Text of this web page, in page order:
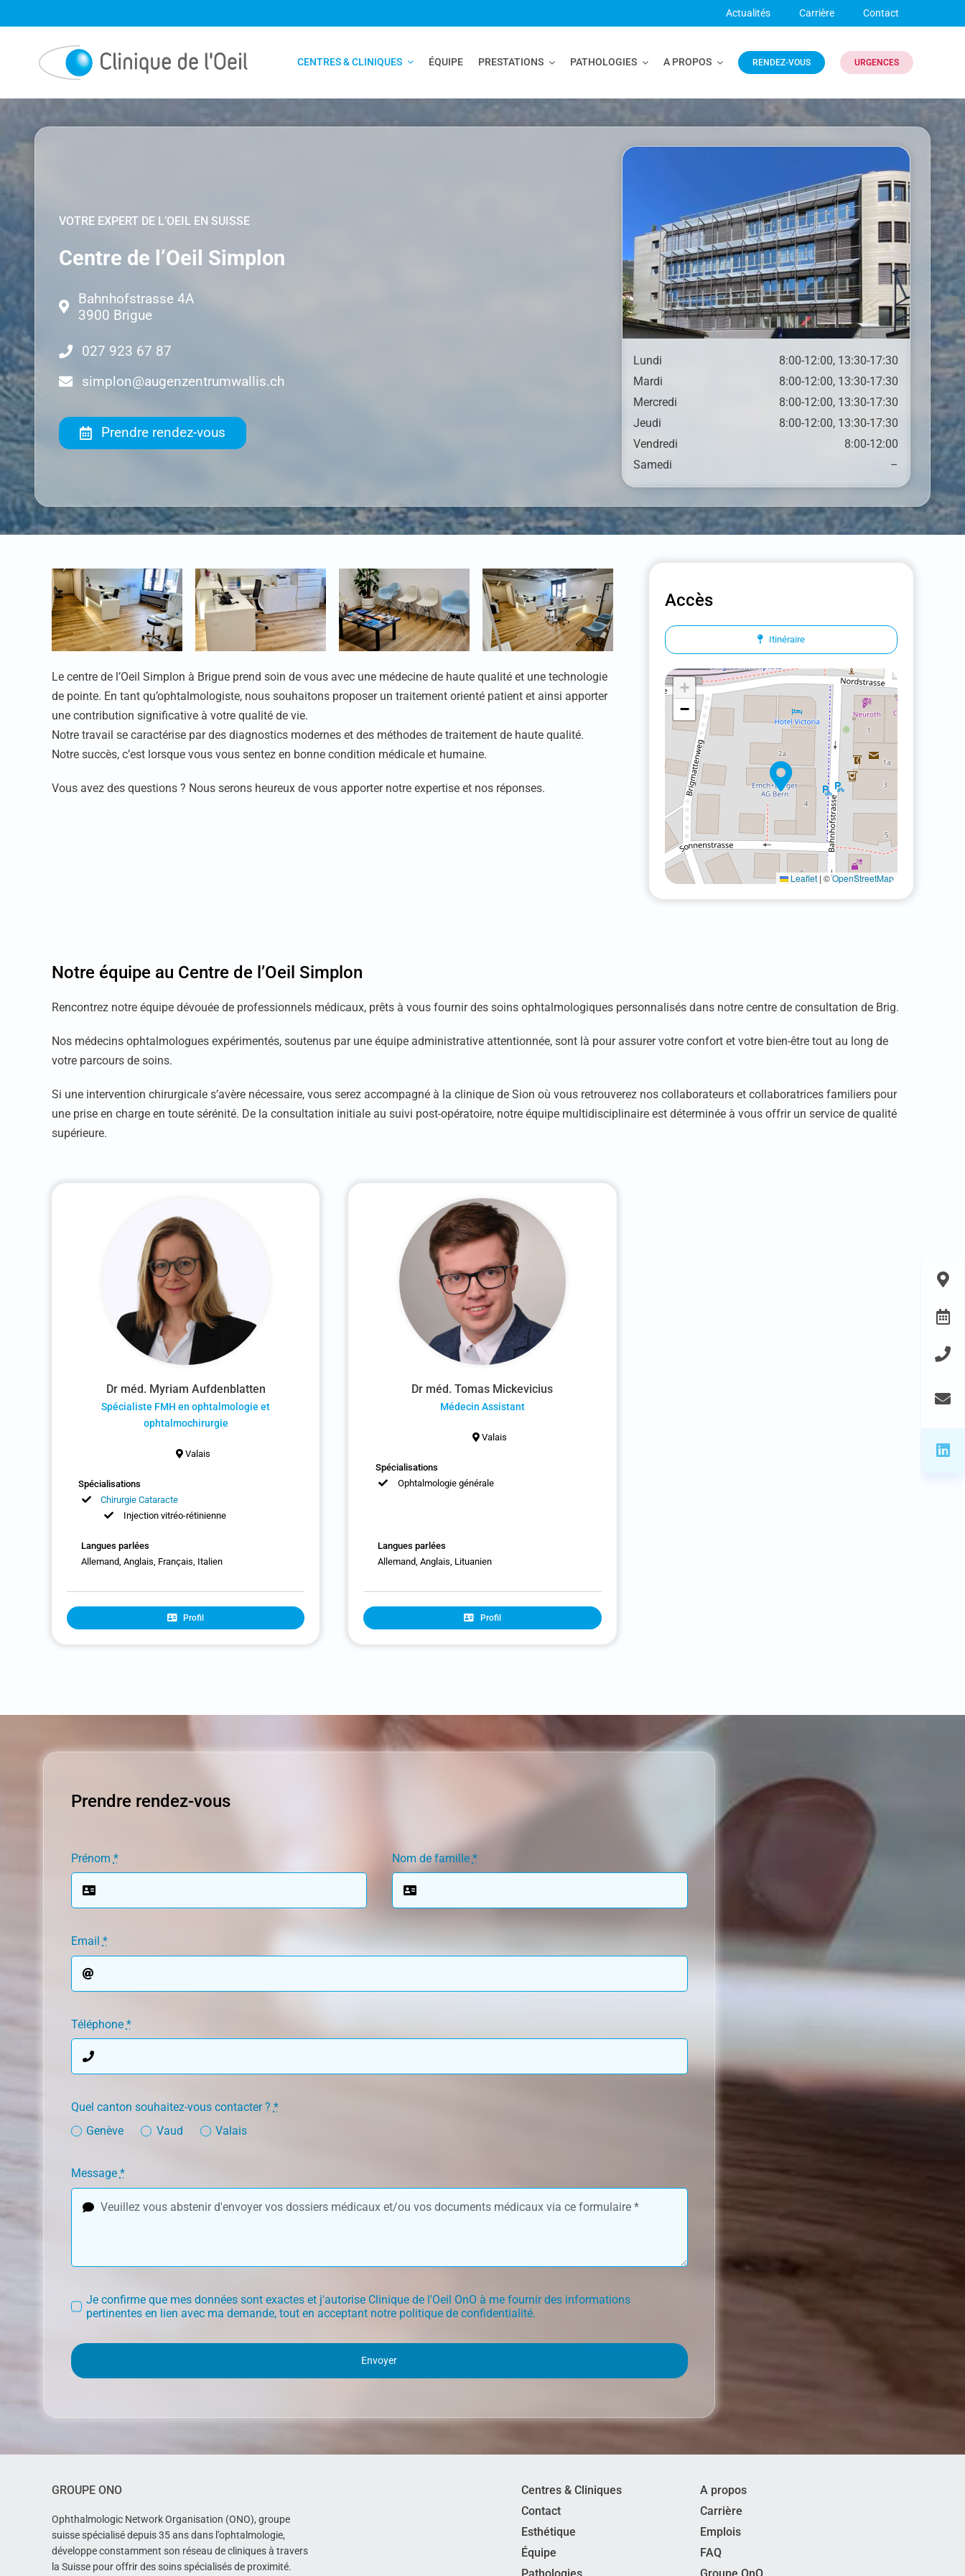
au
Actualités Carrière Contact
CENTRES & CLINIQUES
Centre de l’Oeil Simplon
Centre de l’Oeil Martigny
Centre de l’Oeil Sierre
ÉQUIPE PRESTATIONS PATHOLOGIES A PROPOS RENDEZ-VOUS URGENCES
VOTRE EXPERT DE L’OEIL EN SUISSE
Centre de l’Oeil Simplon
Bahnhofstrasse 4A
3900 Brigue
027 923 67 87
simplon@augenzentrumwallis.ch
Prendre rendez-vous
Lundi
8:00-12:00, 13:30-17:30
Mardi
8:00-12:00, 13:30-17:30
Mercredi
8:00-12:00, 13:30-17:30
Jeudi
8:00-12:00, 13:30-17:30
Vendredi
8:00-12:00
Samedi
–
Le centre de l’Oeil Simplon à Brigue prend soin de vous avec une médecine de haute qualité et une technologie
de pointe. En tant qu’ophtalmologiste, nous souhaitons proposer un traitement orienté patient et ainsi apporter
une contribution significative à votre qualité de vie.
Notre travail se caractérise par des diagnostics modernes et des méthodes de traitement de haute qualité.
Notre succès, c’est lorsque vous vous sentez en bonne condition médicale et humaine.
Vous avez des questions ? Nous serons heureux de vous apporter notre expertise et nos réponses.
Accès
Itinéraire
+
−
Leaflet | ©OpenStreetMap
Notre équipe au Centre de l’Oeil Simplon
Rencontrez notre équipe dévouée de professionnels médicaux, prêts à vous fournir des soins ophtalmologiques personnalisés dans notre centre de consultation de Brig.
Nos médecins ophtalmologues expérimentés, soutenus par une équipe administrative attentionnée, sont là pour assurer votre confort et votre bien-être tout au long de
votre parcours de soins.
Si une intervention chirurgicale s’avère nécessaire, vous serez accompagné à la clinique de Sion où vous retrouverez nos collaborateurs et collaboratrices familiers pour
une prise en charge en toute sérénité. De la consultation initiale au suivi post-opératoire, notre équipe multidisciplinaire est déterminée à vous offrir un service de qualité
supérieure.
Dr méd. Myriam Aufdenblatten
Spécialiste FMH en ophtalmologie et
ophtalmochirurgie
Valais
Spécialisations
Chirurgie Cataracte
Injection vitréo-rétinienne
Langues parlées
Allemand, Anglais, Français, Italien
Profil
Dr méd. Tomas Mickevicius
Médecin Assistant
Valais
Spécialisations
Ophtalmologie générale
Langues parlées
Allemand, Anglais, Lituanien
Profil
Prendre rendez-vous
Prénom * Nom de famille *
Email *
Téléphone *
Quel canton souhaitez-vous contacter ? *
Genève
Vaud Valais
Message *
Je confirme que mes données sont exactes et j'autorise Clinique de l'Oeil OnO à me fournir des informations
pertinentes en lien avec ma demande, tout en acceptant notre politique de confidentialité.
Envoyer
GROUPE ONO
Ophthalmologic Network Organisation (ONO), groupe
suisse spécialisé depuis 35 ans dans l’ophtalmologie,
développe constamment son réseau de cliniques à travers
la Suisse pour offrir des soins spécialisés de proximité.
Centres & Cliniques
Contact
Esthétique
Équipe
A propos
Carrière
Emplois
FAQ